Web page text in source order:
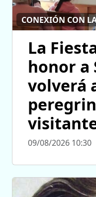
CONEXIÓN CON
La
honor a
volverá
09/08/2026 10:30